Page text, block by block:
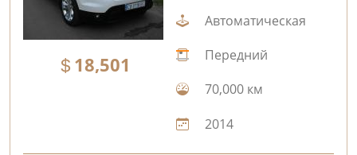
18,501
Автоматическая
Передний
70,000 км
2014